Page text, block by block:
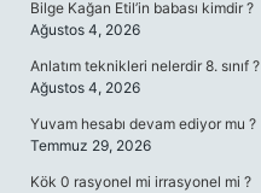
Bilge Kağan Etil’in babası kimdir ?
Ağustos 4, 2026
Anlatım teknikleri nelerdir 8. sınıf ?
Ağustos 4, 2026
Yuvam hesabı devam ediyor mu ?
Temmuz 29, 2026
Kök 0 rasyonel mi irrasyonel mi ?